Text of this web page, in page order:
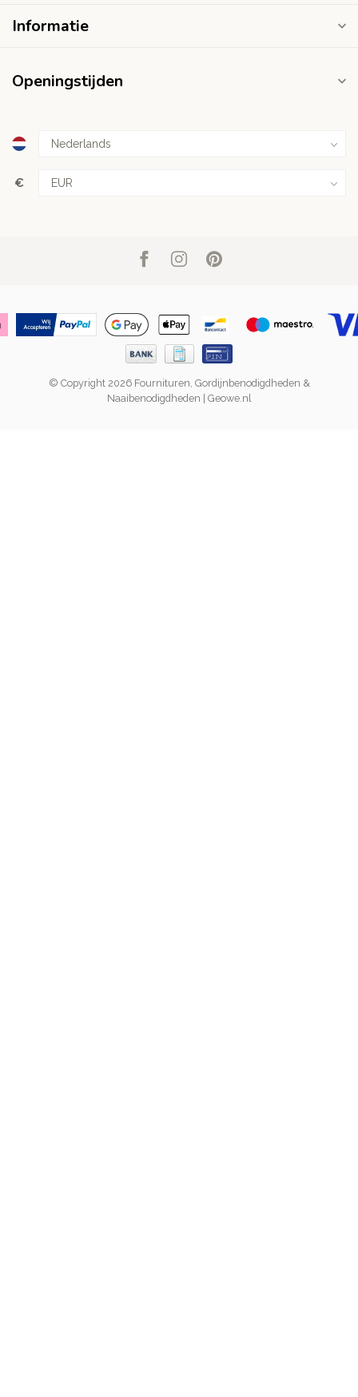
Informatie
Openingstijden
€
© Copyright 2026 Fournituren, Gordijnbenodigdheden &
Naaibenodigdheden | Geowe.nl